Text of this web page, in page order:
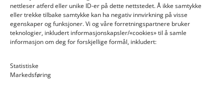
nettleser atferd eller unike ID-er på dette nettstedet. Å ikke samtykke
eller trekke tilbake samtykke kan ha negativ innvirkning på visse
egenskaper og funksjoner. Vi og våre forretningspartnere bruker
teknologier, inkludert informasjonskapsler/«cookies» til å samle
informasjon om deg for forskjellige formål, inkludert:
Statistiske
Markedsføring